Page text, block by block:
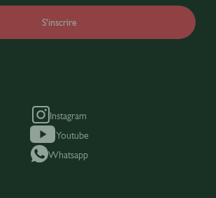
S'inscrire
Instagram
Youtube
Whatsapp